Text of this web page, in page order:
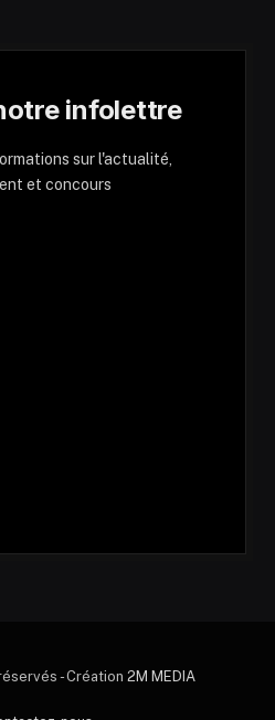
infolettre
sur l'actualité,
et concours
- Création 2M MEDIA